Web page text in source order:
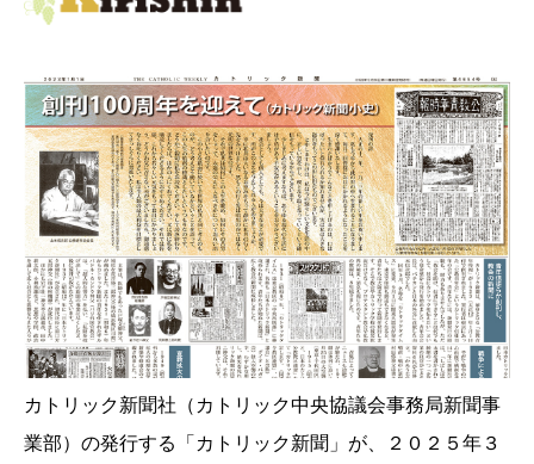
カトリック新聞社（カトリック中央協議会事務局新聞事
業部）の発行する「カトリック新聞」が、２０２５年３